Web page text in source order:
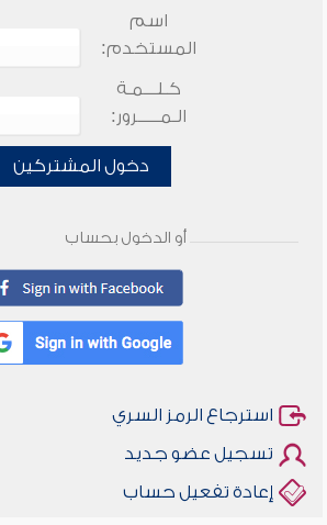
اسم
المستخدم:
كـلـــمـة
الـمـــــرور:
دخول المشتركين
أو الدخول بحساب
استرجاع الرمز السري
تسجيل عضو جديد
إعادة تفعيل حساب